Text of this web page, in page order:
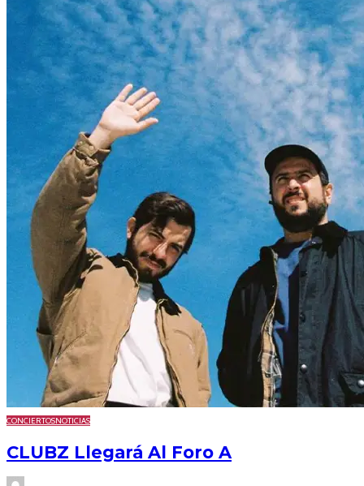
CONCIERTOSNOTICIAS
CLUBZ Llegará Al Foro A